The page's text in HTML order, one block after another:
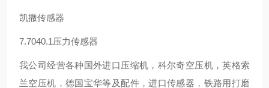
凯撒传感器
7.7040.1压力传感器
我公司经营各种国外进口压缩机，科尔奇空压机，英格索
兰空压机，德国宝华等及配件，进口传感器，铁路用打磨